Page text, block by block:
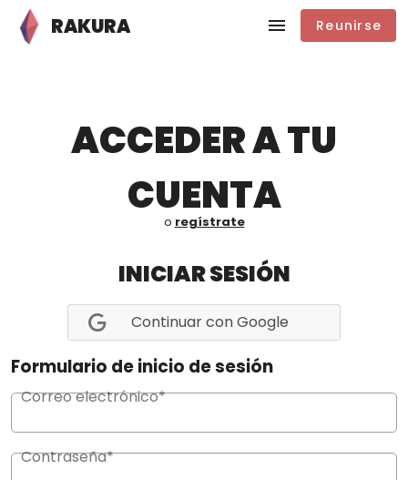
RAKURA Reunirse
ACCEDER A TU
CUENTA
o regístrate
INICIAR SESIÓN
Continuar con Google
Formulario de inicio de sesión
Correo electrónico*
Contraseña*